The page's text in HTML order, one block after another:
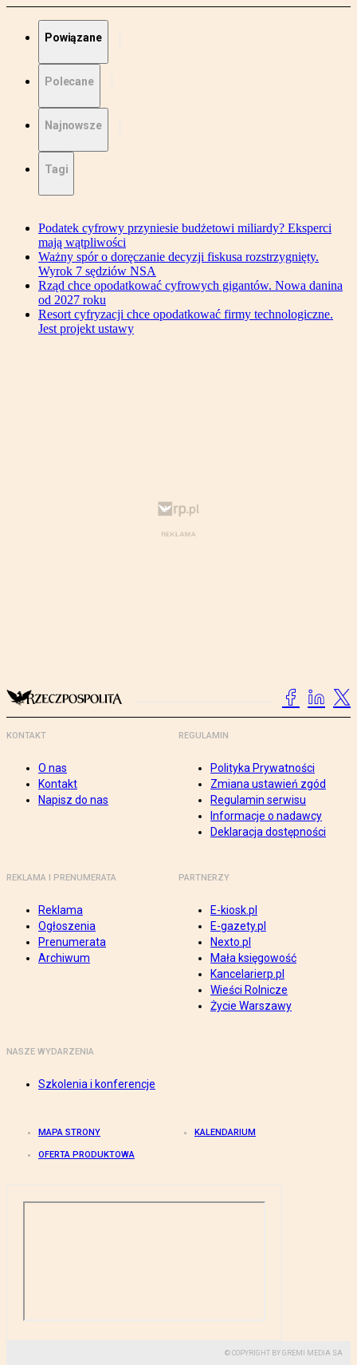
Powiązane
Polecane
Najnowsze
Tagi
Podatek cyfrowy przyniesie budżetowi miliardy? Eksperci
mają wątpliwości
Ważny spór o doręczanie decyzji fiskusa rozstrzygnięty.
Wyrok 7 sędziów NSA
Rząd chce opodatkować cyfrowych gigantów. Nowa danina
od 2027 roku
Resort cyfryzacji chce opodatkować firmy technologiczne.
Jest projekt ustawy
KONTAKT
O nas
Kontakt
Napisz do nas
REGULAMIN
Polityka Prywatności
Zmiana ustawień zgód
Regulamin serwisu
Informacje o nadawcy
Deklaracja dostępności
REKLAMA I PRENUMERATA
Reklama
Ogłoszenia
Prenumerata
Archiwum
PARTNERZY
E-kiosk.pl
E-gazety.pl
Nexto.pl
Mała księgowość
Kancelarierp.pl
Wieści Rolnicze
Życie Warszawy
NASZE WYDARZENIA
Szkolenia i konferencje
MAPA STRONY KALENDARIUM
OFERTA PRODUKTOWA
© COPYRIGHT BY GREMI MEDIA SA